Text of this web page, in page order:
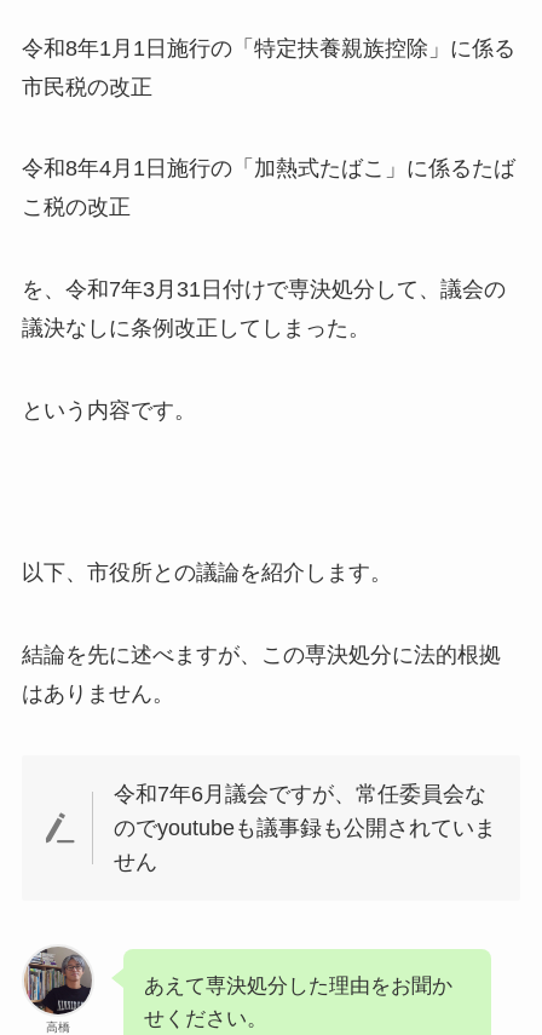
令和8年1月1日施行の「特定扶養親族控除」に係る
市民税の改正
令和8年4月1日施行の「加熱式たばこ」に係るたば
こ税の改正
を、令和7年3月31日付けで専決処分して、議会の
議決なしに条例改正してしまった。
という内容です。
以下、市役所との議論を紹介します。
結論を先に述べますが、この専決処分に法的根拠
はありません。
令和7年6月議会ですが、常任委員会な
のでyoutubeも議事録も公開されていま
せん
高橋
あえて専決処分した理由をお聞か
せください。